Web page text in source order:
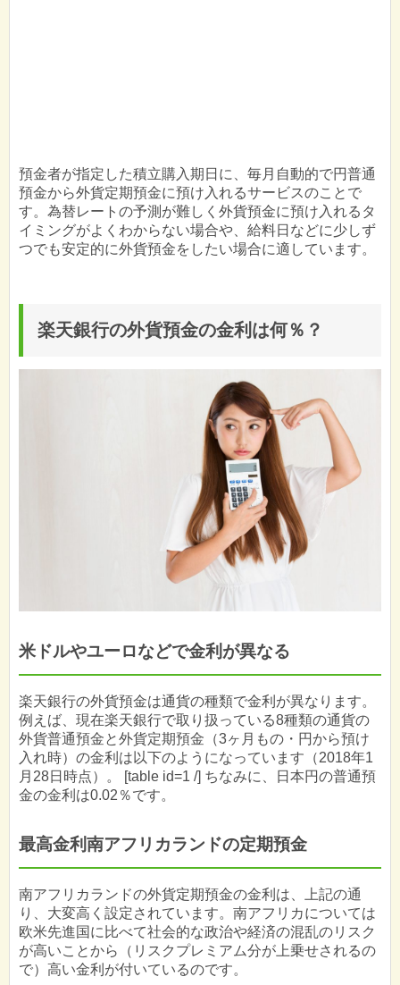
預金者が指定した積立購入期日に、毎月自動的で円普通
預金から外貨定期預金に預け入れるサービスのことで
す。為替レートの予測が難しく外貨預金に預け入れるタ
イミングがよくわからない場合や、給料日などに少しず
つでも安定的に外貨預金をしたい場合に適しています。
楽天銀行の外貨預金の金利は何％？
米ドルやユーロなどで金利が異なる
楽天銀行の外貨預金は通貨の種類で金利が異なります。
例えば、現在楽天銀行で取り扱っている8種類の通貨の
外貨普通預金と外貨定期預金（3ヶ月もの・円から預け
入れ時）の金利は以下のようになっています（2018年1
月28日時点）。 [table id=1 /] ちなみに、日本円の普通預
金の金利は0.02％です。
最高金利南アフリカランドの定期預金
南アフリカランドの外貨定期預金の金利は、上記の通
り、大変高く設定されています。南アフリカについては
欧米先進国に比べて社会的な政治や経済の混乱のリスク
が高いことから（リスクプレミアム分が上乗せされるの
で）高い金利が付いているのです。